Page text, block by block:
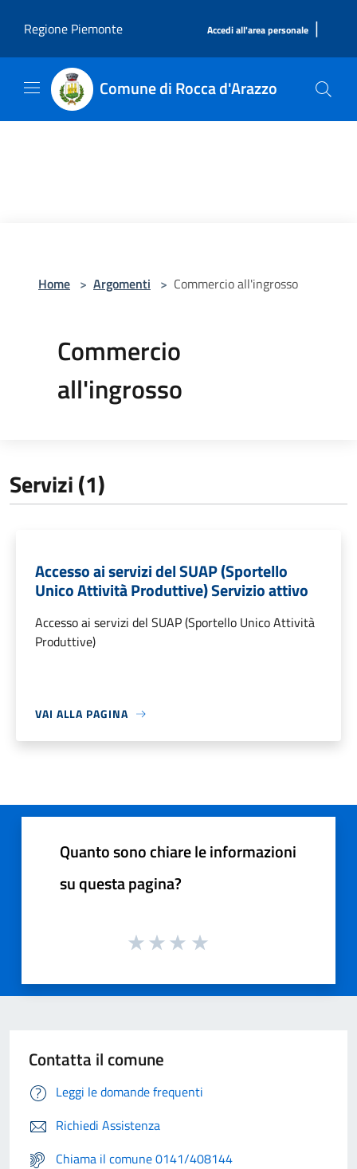
Regione Piemonte
Accedi all'area personale |
Comune di Rocca d'Arazzo
Home > Argomenti > Commercio all'ingrosso
Commercio
all'ingrosso
Servizi (1)
Accesso ai servizi del SUAP (Sportello
Unico Attività Produttive) Servizio attivo
Accesso ai servizi del SUAP (Sportello Unico Attività
Produttive)
VAI ALLA PAGINA
Quanto sono chiare le informazioni
su questa pagina?
Contatta il comune
Leggi le domande frequenti
Richiedi Assistenza
Chiama il comune 0141/408144